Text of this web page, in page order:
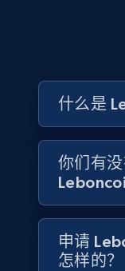
ID, Company,
Details
Company
Business
买习惯。借助
潜在买家清单，
的时间以合适的
什么是
你们有
申请
怎样的？